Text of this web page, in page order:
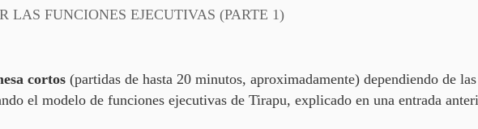
LAS FUNCIONES EJECUTIVAS (PARTE 1)
cortos (partidas de hasta 20 minutos, aproximadamente) dependiendo de las
el modelo de funciones ejecutivas de Tirapu, explicado en una entrada